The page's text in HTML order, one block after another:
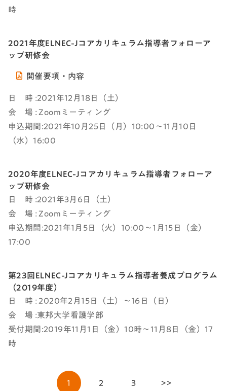
時
2021年度ELNEC-Jコアカリキュラム指導者フォローア
ップ研修会
開催要項・内容
日 時 :2021年12月18日（土）
会 場 : Zoomミーティング
申込期間:2021年10月25日（月）10:00～11月10日
（水）16:00
2020年度ELNEC-Jコアカリキュラム指導者フォローア
ップ研修会
日 時 :2021年3月6日（土）
会 場 : Zoomミーティング
申込期間:2021年1月5日（火）10:00～1月15日（金）
17:00
第23回ELNEC-Jコアカリキュラム指導者養成プログラム
（2019年度）
日 時 : 2020年2月15日（土）～16日（日）
会 場 :東邦大学看護学部
受付期間:2019年11月1日（金）10時～11月8日（金）17
時
1 2 3 >>